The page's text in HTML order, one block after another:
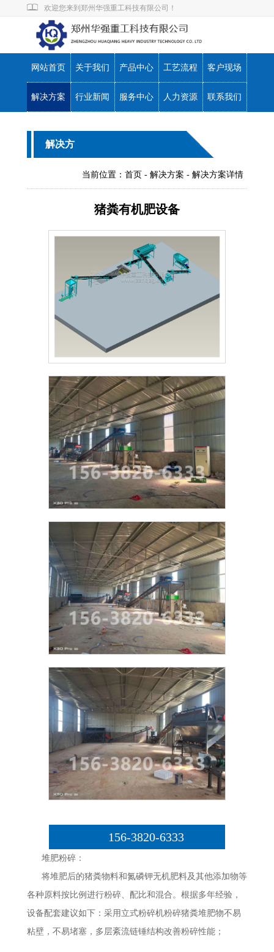
欢迎您来到郑州华强重工科技有限公司！
网站首页 关于我们 产品中心 工艺流程 客户现场
解决方案 行业新闻 服务中心 人力资源 联系我们
当前位置： 首页 - 解决方案 - 解决方案详情
解决方
猪粪有机肥设备
156-3820-6333
堆肥粉碎：
将堆肥后的猪粪物料和氮磷钾无机肥料及其他添加物等
各种原料按比例进行粉碎、配比和混合。根据多年经验，
设备配套建议如下：采用立式粉碎机粉碎猪粪堆肥物不易
粘壁，不易堵塞，多层紊流链锤结构改善粉碎性能；